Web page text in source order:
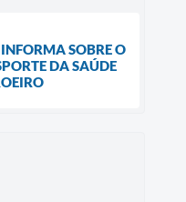
SOBRE O
DA SAÚDE